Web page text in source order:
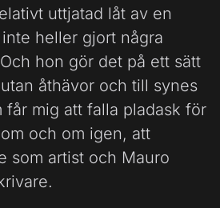
uttjatad låt av en
heller gjort några
hon gör det på ett sätt
åthävor och till synes
får mig att falla pladask för
och om igen, att
som artist och Mauro